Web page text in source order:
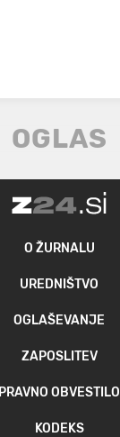
O ŽURNALU
UREDNIŠTVO
OGLAŠEVANJE
ZAPOSLITEV
PRAVNO OBVESTILO
KODEKS